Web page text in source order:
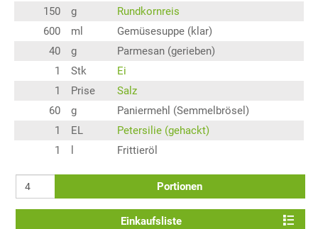
150
g
Rundkornreis
600
ml
Gemüsesuppe (klar)
40
g
Parmesan (gerieben)
1
Stk
Ei
1
Prise
Salz
60
g
Paniermehl (Semmelbrösel)
1
EL
Petersilie (gehackt)
1
Frittieröl
Portionen
Einkaufsliste